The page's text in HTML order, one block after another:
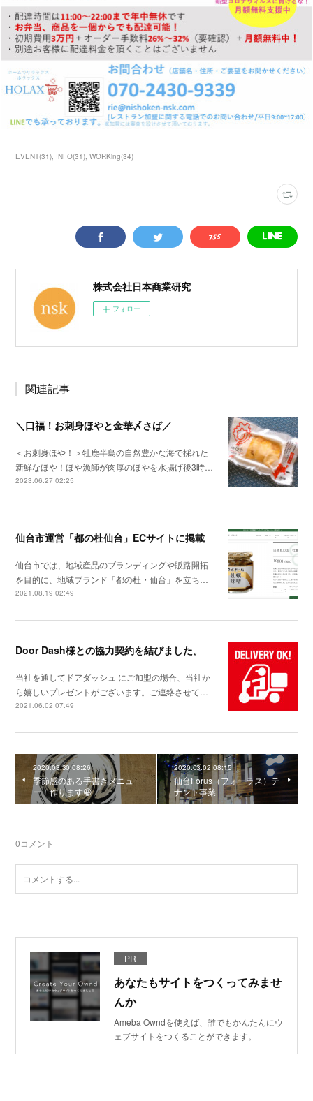
EVENT(31) INFO(31) WORKing(34)
株式会社日本商業研究
フォロー
関連記事
＼口福！お刺身ほやと金華〆さば／
＜お刺身ほや！＞牡鹿半島の自然豊かな海で採れた
新鮮なほや！ほや漁師が肉厚のほやを水揚げ後3時…
2023.06.27 02:25
仙台市運営「都の杜仙台」ECサイトに掲載
仙台市では、地域産品のブランディングや販路開拓
を目的に、地域ブランド「都の杜・仙台」を立ち…
2021.08.19 02:49
Door Dash様との協力契約を結びました。
当社を通してドアダッシュ にご加盟の場合、当社か
ら嬉しいプレゼントがございます。ご連絡させて…
2021.06.02 07:49
2020.03.30 08:26
季節感のある手書きメニュ
ー！作ります😀
2020.03.02 08:15
仙台Forus（フォーラス）テ
ナント事業
0コメント
PR
あなたもサイトをつくってみませ
んか
Ameba Owndを使えば、誰でもかんたんにウ
ェブサイトをつくることができます。